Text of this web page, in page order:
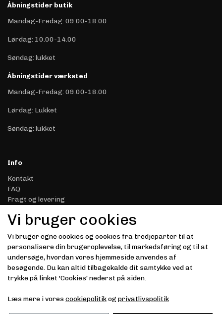
Åbningstider butik
Mandag-Fredag: 09.00-18.00
Lørdag: 10.00-14.00
Søndag: lukket
Åbningstider værksted
Mandag-Fredag: 09.00-18.00
Lørdag: Lukket
Søndag: lukket
Info
Kontakt
FAQ
Fragt og levering
Handelsbetingelser
Datasikkerhed & Privatliv
Gavekort
Om Driver.dk
Kunde login
Modtag vores nyhedsbrev via e-mail
Tilmeld
Vi bruger cookies
Vi bruger egne cookies og cookies fra tredjeparter til at
personalisere din brugeroplevelse, til markedsføring og til at
undersøge, hvordan vores hjemmeside anvendes af
besøgende. Du kan altid tilbagekalde dit samtykke ved at
trykke på linket 'Cookies' nederst på siden.
Læs mere i vores cookiepolitikog privatlivspolitik